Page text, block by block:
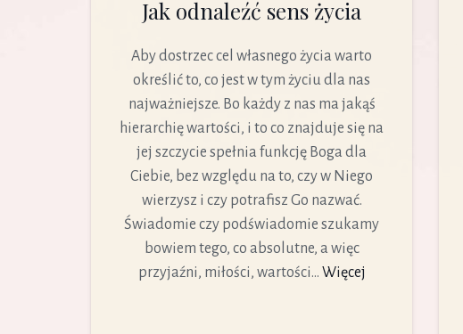
Jak odnaleźć sens życia
Aby dostrzec cel własnego życia warto
określić to, co jest w tym życiu dla nas
najważniejsze. Bo każdy z nas ma jakąś
hierarchię wartości, i to co znajduje się na
jej szczycie spełnia funkcję Boga dla
Ciebie, bez względu na to, czy w Niego
wierzysz i czy potrafisz Go nazwać.
Świadomie czy podświadomie szukamy
bowiem tego, co absolutne, a więc
przyjaźni, miłości, wartości... Więcej